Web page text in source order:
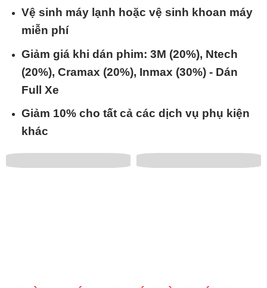
Vệ sinh máy lạnh hoặc vệ sinh khoan máy
miễn phí
Giảm giá khi dán phim: 3M (20%), Ntech
(20%), Cramax (20%), Inmax (30%) - Dán
Full Xe
Giảm 10% cho tất cả các dịch vụ phụ kiện
khác